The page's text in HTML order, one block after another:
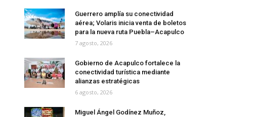
Guerrero amplía su conectividad
aérea; Volaris inicia venta de boletos
para la nueva ruta Puebla–Acapulco
7 agosto, 2026
Gobierno de Acapulco fortalece la
conectividad turística mediante
alianzas estratégicas
6 agosto, 2026
Miguel Ángel Godínez Muñoz,